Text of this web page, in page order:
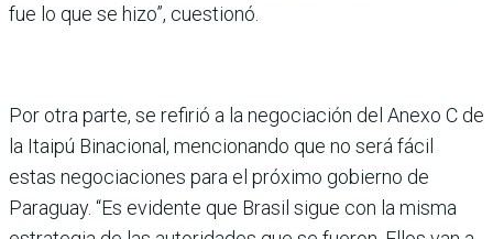
fue lo que se hizo”, cuestionó.
Por otra parte, se refirió a la negociación del Anexo C de
la Itaipú Binacional, mencionando que no será fácil
estas negociaciones para el próximo gobierno de
Paraguay. “Es evidente que Brasil sigue con la misma